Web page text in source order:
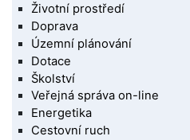
Životní prostředí
Doprava
Územní plánování
Dotace
Školství
Veřejná správa on-line
Energetika
Cestovní ruch